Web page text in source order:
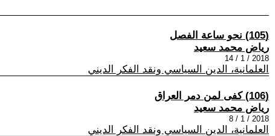
(105) نحو ساعة الفصل
رياض محمد سعيد
2018 / 1 / 14
العلمانية، الدين السياسي ونقد الفكر الديني
(106) كفى لمن دمر العراق
رياض محمد سعيد
2018 / 1 / 8
العلمانية، الدين السياسي ونقد الفكر الديني